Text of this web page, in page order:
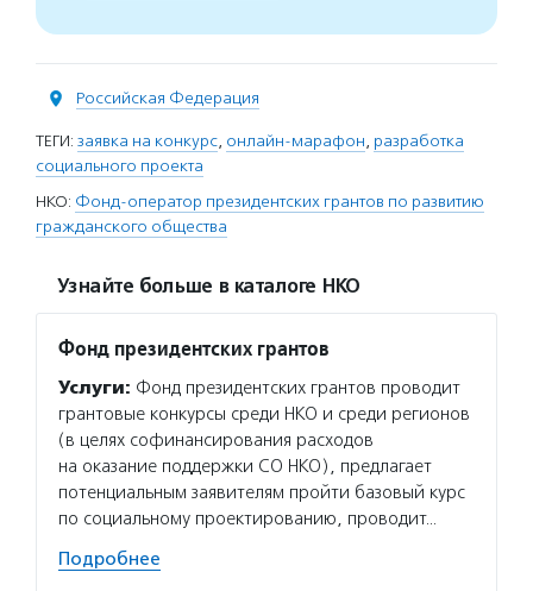
Российская Федерация
ТЕГИ: заявка на конкурс, онлайн-марафон, разработка
социального проекта
НКО: Фонд-оператор президентских грантов по развитию
гражданского общества
Узнайте больше в каталоге НКО
Фонд президентских грантов
Услуги: Фонд президентских грантов проводит
грантовые конкурсы среди НКО и среди регионов
(в целях софинансирования расходов
на оказание поддержки СО НКО), предлагает
потенциальным заявителям пройти базовый курс
по социальному проектированию, проводит…
Подробнее